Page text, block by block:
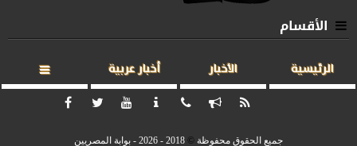
الأقسام
الرئيسية الأخبار أخبار عربية
جميع الحقوق محفوظة ©